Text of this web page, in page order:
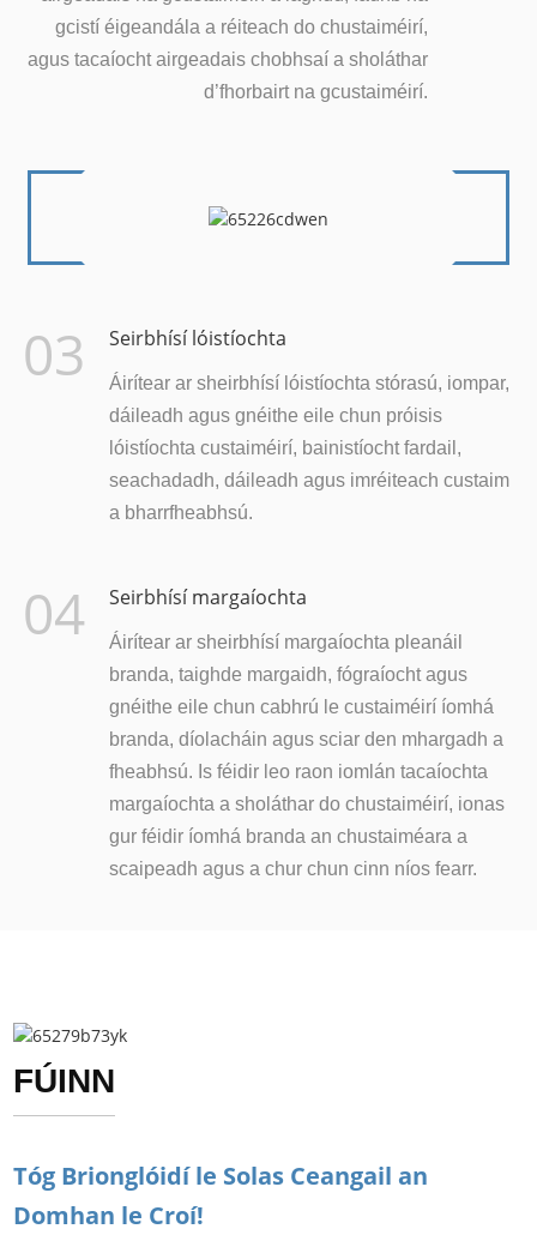
gcistí éigeandála a réiteach do chustaiméirí,
agus tacaíocht airgeadais chobhsaí a sholáthar
d’fhorbairt na gcustaiméirí.
03 Seirbhísí lóistíochta
Áirítear ar sheirbhísí lóistíochta stórasú, iompar,
dáileadh agus gnéithe eile chun próisis
lóistíochta custaiméirí, bainistíocht fardail,
seachadadh, dáileadh agus imréiteach custaim
a bharrfheabhsú.
04 Seirbhísí margaíochta
Áirítear ar sheirbhísí margaíochta pleanáil
branda, taighde margaidh, fógraíocht agus
gnéithe eile chun cabhrú le custaiméirí íomhá
branda, díolacháin agus sciar den mhargadh a
fheabhsú. Is féidir leo raon iomlán tacaíochta
margaíochta a sholáthar do chustaiméirí, ionas
gur féidir íomhá branda an chustaiméara a
scaipeadh agus a chur chun cinn níos fearr.
FÚINN
Tóg Brionglóidí le Solas Ceangail an
Domhan le Croí!